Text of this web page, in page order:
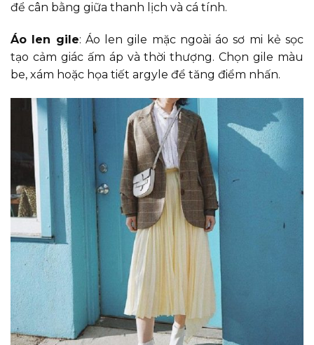
để cân bằng giữa thanh lịch và cá tính.
Áo len gile: Áo len gile mặc ngoài áo sơ mi kẻ sọc
tạo cảm giác ấm áp và thời thượng. Chọn gile màu
be, xám hoặc họa tiết argyle để tăng điểm nhấn.